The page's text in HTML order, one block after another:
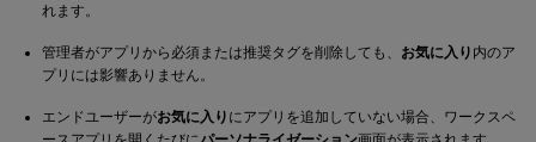
れます。
管理者がアプリから必須または推奨タグを削除しても、 お気に入り 内のア
プリには影響ありません。
エンドユーザーがお気に入り にアプリを追加していない場合、ワークスペ